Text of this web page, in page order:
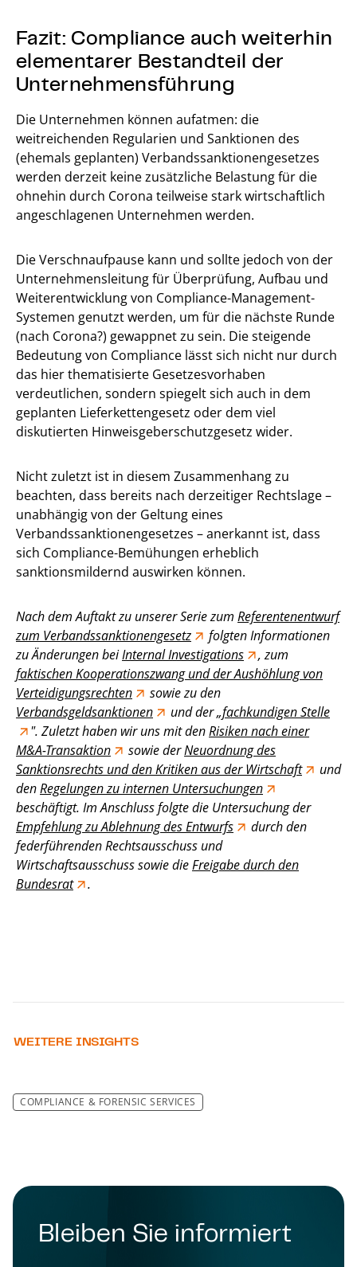
Fazit: Compliance auch weiterhin
elementarer Bestandteil der
Unternehmensführung
Die Unternehmen können aufatmen: die
weitreichenden Regularien und Sanktionen des
(ehemals geplanten) Verbandssanktionengesetzes
werden derzeit keine zusätzliche Belastung für die
ohnehin durch Corona teilweise stark wirtschaftlich
angeschlagenen Unternehmen werden.
Die Verschnaufpause kann und sollte jedoch von der
Unternehmensleitung für Überprüfung, Aufbau und
Weiterentwicklung von Compliance-Management-
Systemen genutzt werden, um für die nächste Runde
(nach Corona?) gewappnet zu sein. Die steigende
Bedeutung von Compliance lässt sich nicht nur durch
das hier thematisierte Gesetzesvorhaben
verdeutlichen, sondern spiegelt sich auch in dem
geplanten Lieferkettengesetz oder dem viel
diskutierten Hinweisgeberschutzgesetz wider.
Nicht zuletzt ist in diesem Zusammenhang zu
beachten, dass bereits nach derzeitiger Rechtslage –
unabhängig von der Geltung eines
Verbandssanktionengesetzes – anerkannt ist, dass
sich Compliance-Bemühungen erheblich
sanktionsmildernd auswirken können.
Nach dem Auftakt zu unserer Serie zum Referentenentwurf
zum Verbandssanktionengesetz
folgten Informationen
zu Änderungen beiInternal Investigations
, zum
faktischen Kooperationszwang und der Aushöhlung von
Verteidigungsrechten
sowie zu den
Verbandsgeldsanktionen
und der „fachkundigen Stelle
″. Zuletzt haben wir uns mit denRisiken nach einer
M&A-Transaktion
sowie derNeuordnung des
Sanktionsrechts und den Kritiken aus der Wirtschaft
und
denRegelungen zu internen Untersuchungen
beschäftigt. Im Anschluss folgte die Untersuchung der
Empfehlung zu Ablehnung des Entwurfs
durch den
federführenden Rechtsausschuss und
Wirtschaftsausschuss sowie dieFreigabe durch den
Bundesrat
.
WEITERE INSIGHTS
COMPLIANCE & FORENSIC SERVICES
Bleiben Sie informiert